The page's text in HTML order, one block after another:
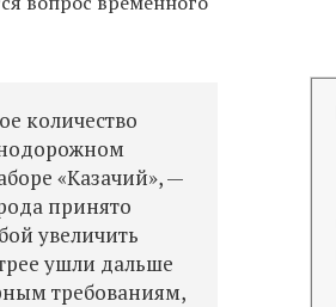
количество
«Казачий», —
принято
увеличить
ушли дальше
требованиям,